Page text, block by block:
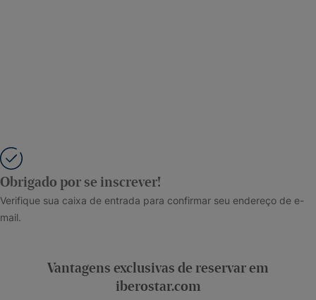
Obrigado por se inscrever!
Verifique sua caixa de entrada para confirmar seu endereço de e-
mail.
Vantagens exclusivas de reservar em
iberostar.com